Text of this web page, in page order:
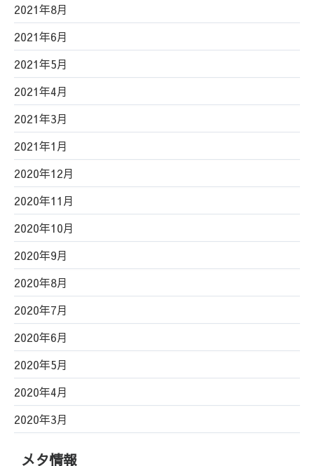
2021年8月
2021年6月
2021年5月
2021年4月
2021年3月
2021年1月
2020年12月
2020年11月
2020年10月
2020年9月
2020年8月
2020年7月
2020年6月
2020年5月
2020年4月
2020年3月
メタ情報